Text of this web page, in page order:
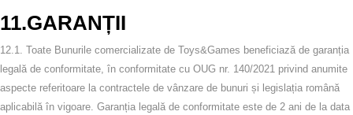
11.GARANȚII
12.1. Toate Bunurile comercializate de Toys&Games beneficiază de garanția
legală de conformitate, în conformitate cu OUG nr. 140/2021 privind anumite
aspecte referitoare la contractele de vânzare de bunuri și legislația română
aplicabilă în vigoare. Garanția legală de conformitate este de 2 ani de la data